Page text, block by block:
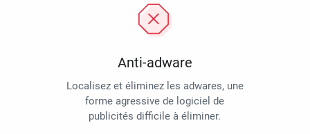
Anti-adware
Localisez et éliminez les adwares, une
forme agressive de logiciel de
publicités difficile à éliminer.